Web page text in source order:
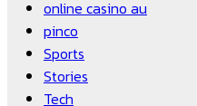
online casino au
pinco
Sports
Stories
Tech